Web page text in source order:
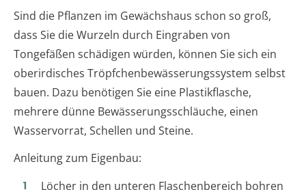
Sind die Pflanzen im Gewächshaus schon so groß,
dass Sie die Wurzeln durch Eingraben von
Tongefäßen schädigen würden, können Sie sich ein
oberirdisches Tröpfchenbewässerungssystem selbst
bauen. Dazu benötigen Sie eine Plastikflasche,
mehrere dünne Bewässerungsschläuche, einen
Wasservorrat, Schellen und Steine.
Anleitung zum Eigenbau:
Löcher in den unteren Flaschenbereich bohren